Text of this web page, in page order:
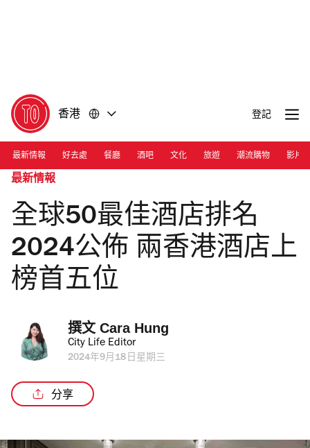
香港 登記
最新情報 好去處 餐廳 酒吧 文化 旅遊 潮流購物 影片
最新情報
全球50最佳酒店排名
2024公佈 兩香港酒店上
榜首五位
撰文 Cara Hung
City Life Editor
2024年9月18日星期三
分享